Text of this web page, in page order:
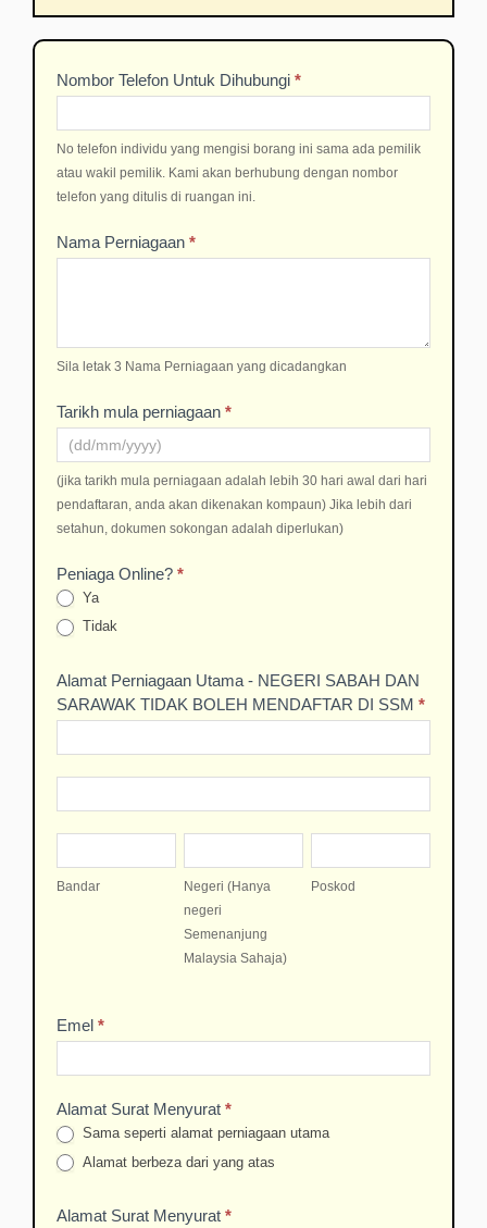
DAFTAR
PERNIAGAAN
Nombor Telefon Untuk Dihubungi *
No telefon individu yang mengisi borang ini sama ada pemilik
atau wakil pemilik. Kami akan berhubung dengan nombor
telefon yang ditulis di ruangan ini.
Nama Perniagaan *
Sila letak 3 Nama Perniagaan yang dicadangkan
Tarikh mula perniagaan *
(jika tarikh mula perniagaan adalah lebih 30 hari awal dari hari
pendaftaran, anda akan dikenakan kompaun) Jika lebih dari
setahun, dokumen sokongan adalah diperlukan)
Peniaga Online? *
Ya
Tidak
Alamat Perniagaan Utama - NEGERI SABAH DAN
SARAWAK TIDAK BOLEH MENDAFTAR DI SSM *
Perniagaan
Utama
SSM
Perniagaan
Utama
NEGERI
MENDAFTAR
SSM
Bandar
(Hanya
negeri
Semenanjung
Malaysia
Sahaja)
Negeri (Hanya
negeri
Semenanjung
Malaysia Sahaja)
Poskod
Emel *
Alamat Surat Menyurat *
Sama seperti alamat perniagaan utama
Alamat berbeza dari yang atas
Alamat Surat Menyurat *
BUSINESS
REGISTRATION